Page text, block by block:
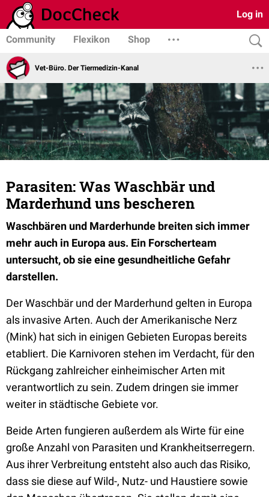
Log in
Community Flexikon Shop
Vet-Büro. Der Tiermedizin-Kanal
Parasiten: Was Waschbär und
Marderhund uns bescheren
Waschbären und Marderhunde breiten sich immer
mehr auch in Europa aus. Ein Forscherteam
untersucht, ob sie eine gesundheitliche Gefahr
darstellen.
Der Waschbär und der Marderhund gelten in Europa
als invasive Arten. Auch der Amerikanische Nerz
(Mink) hat sich in einigen Gebieten Europas bereits
etabliert. Die Karnivoren stehen im Verdacht, für den
Rückgang zahlreicher einheimischer Arten mit
verantwortlich zu sein. Zudem dringen sie immer
weiter in städtische Gebiete vor.
Beide Arten fungieren außerdem als Wirte für eine
große Anzahl von Parasiten und Krankheitserregern.
Aus ihrer Verbreitung entsteht also auch das Risiko,
dass sie diese auf Wild-, Nutz- und Haustiere sowie